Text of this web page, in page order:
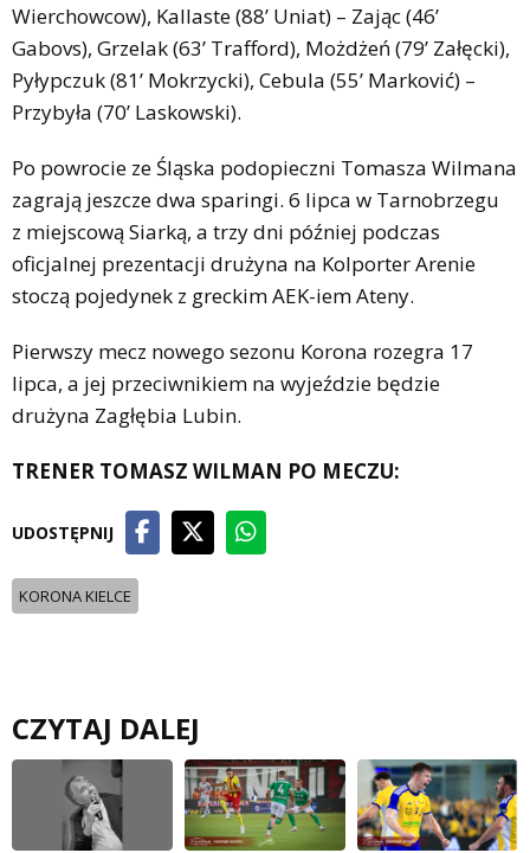
Wierchowcow), Kallaste (88’ Uniat) – Zając (46’
Gabovs), Grzelak (63’ Trafford), Możdżeń (79’ Załęcki),
Pyłypczuk (81’ Mokrzycki), Cebula (55’ Marković) –
Przybyła (70’ Laskowski).
Po powrocie ze Śląska podopieczni Tomasza Wilmana
zagrają jeszcze dwa sparingi. 6 lipca w Tarnobrzegu
z miejscową Siarką, a trzy dni później podczas
oficjalnej prezentacji drużyna na Kolporter Arenie
stoczą pojedynek z greckim AEK-iem Ateny.
Pierwszy mecz nowego sezonu Korona rozegra 17
lipca, a jej przeciwnikiem na wyjeździe będzie
drużyna Zagłębia Lubin.
TRENER TOMASZ WILMAN PO MECZU:
UDOSTĘPNIJ
KORONA KIELCE
CZYTAJ DALEJ